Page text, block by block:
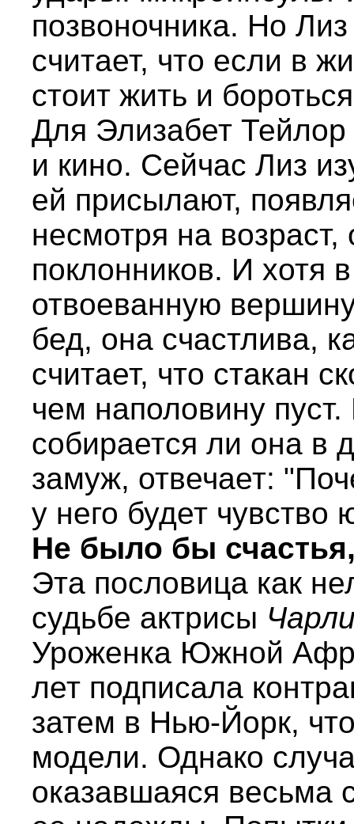
позвоночника. Но
считает, что если в
стоит жить и
Для Элизабет
и кино. Сейчас Лиз
ей присылают,
несмотря на
поклонников. И хотя
отвоеванную
бед, она счастлива,
считает, что стакан
чем наполовину
собирается ли она в
замуж, отвечает:
у него будет чувство
Не было бы
Эта пословица как
судьбе актрисы
Уроженка Южной
лет подписала
затем в Нью-Йорк,
модели. Однако
оказавшаяся весьма